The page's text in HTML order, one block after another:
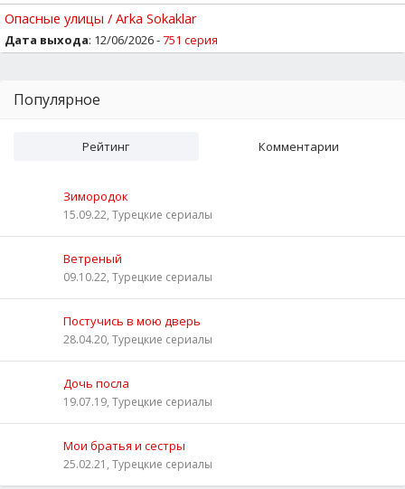
Опасные улицы / Arka Sokaklar
Дата выхода: 12/06/2026 -751 серия
Популярное
Рейтинг Комментарии
Зимородок
15.09.22, Турецкие сериалы
Ветреный
09.10.22, Турецкие сериалы
Постучись в мою дверь
28.04.20, Турецкие сериалы
Дочь посла
19.07.19, Турецкие сериалы
Мои братья и сестры
25.02.21, Турецкие сериалы